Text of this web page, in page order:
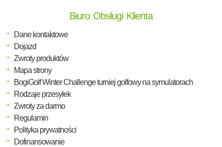
Biuro Obsługi Klienta
Dane kontaktowe
Dojazd
Zwroty produktów
Mapa strony
BogiGolf Winter Challenge turniej golfowy na symulatorach
Rodzaje przesyłek
Zwroty za darmo
Regulamin
Polityka prywatności
Dofinansowanie